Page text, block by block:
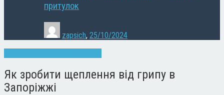
притулок
zapsich, 25/10/2024
Як зробити щеплення від грипу в
Запоріжжі